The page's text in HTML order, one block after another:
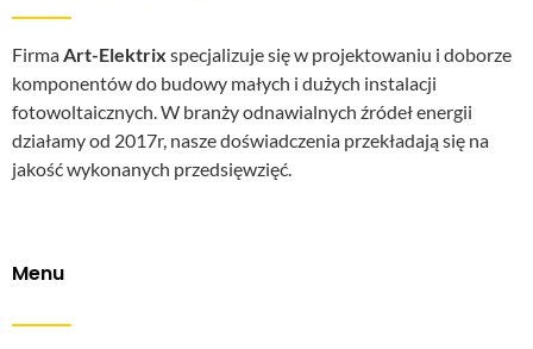
FirmaArt-Elektrix specjalizuje się w projektowaniu i doborze
komponentów do budowy małych i dużych instalacji
fotowoltaicznych. W branży odnawialnych źródeł energii
działamy od 2017r, nasze doświadczenia przekładają się na
jakość wykonanych przedsięwzięć.
Menu